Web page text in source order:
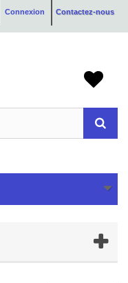
Contactez-nous
Connexion